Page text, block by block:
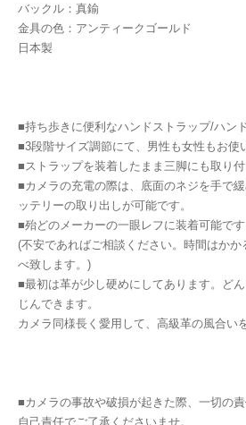
バックル：真鍮
金具の色：アンティークゴールド
日本製
■持ち歩きに便利なハンドストラップ/ハン
■3段階サイズ調節にて、男性も女性もお使
■ストラップを装着したまま三脚にも取り付
■カメラの充電の際は、底面のネジを手で
ッテリーの取り出しが可能です。
■殆どのメーカーの一眼レフに装着可能です
(不安であればご相談ください。時間はか
べ致します。)
■最初は革が少し硬めにしてあります。ど
じんできます。
カメラ同様長く愛用して、高級革の風合い
■カメラの事故や破損が起きた際、一切の責
自己責任でご了承くださいませ。